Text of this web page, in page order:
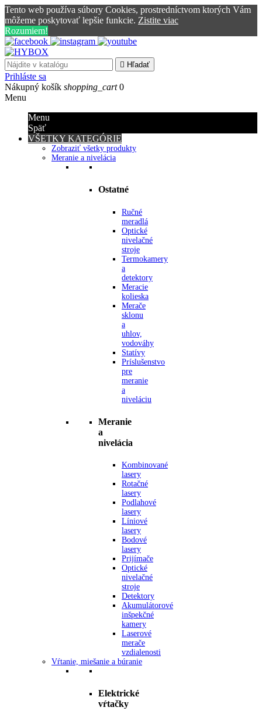
Tento web používa súbory Cookies, prostredníctvom ktorých Vám
môžeme poskytovať lepšie funkcie. Zistite viac
Rozumiem!
 Hľadať
Prihláste sa
Nákupný košík shopping_cart 0
Menu
Menu
Späť
VŠETKY KATEGÓRIE
Zobraziť všetky produkty
Meranie a nivelácia
Ostatné
Ručné
meradlá
Optické
nivelačné
stroje
Termokamery
a
detektory
Meracie
kolieska
Merače
sklonu
a
uhlov,
vodováhy
Statívy
Príslušenstvo
pre
meranie
a
niveláciu
Meranie
a
nivelácia
Kombinované
lasery
Rotačné
lasery
Podlahové
lasery
Líniové
lasery
Bodové
lasery
Prijímače
Optické
nivelačné
stroje
Detektory
Akumulátorové
inšpekčné
kamery
Laserové
merače
vzdialenosti
Vŕtanie, miešanie a búranie
Elektrické
vŕtačky